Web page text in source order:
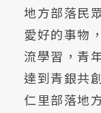
地方部落民
愛好的事物
流學習，青
達到青銀共
仁里部落地